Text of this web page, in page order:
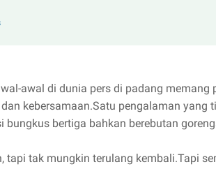
awal di dunia pers di padang memang
kebersamaan.Satu pengalaman yang
bungkus bertiga bahkan berebutan
tapi tak mungkin terulang kembali.Tapi